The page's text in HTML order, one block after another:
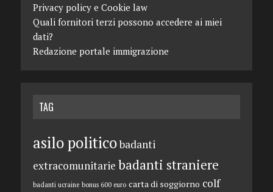
Privacy policy e Cookie law
Quali fornitori terzi possono accedere ai miei
dati?
Redazione portale immigrazione
TAG
asilo politicobadanti
extracomunitarie badanti straniere
badanti ucraine bonus 600 euro carta di soggiorno colf